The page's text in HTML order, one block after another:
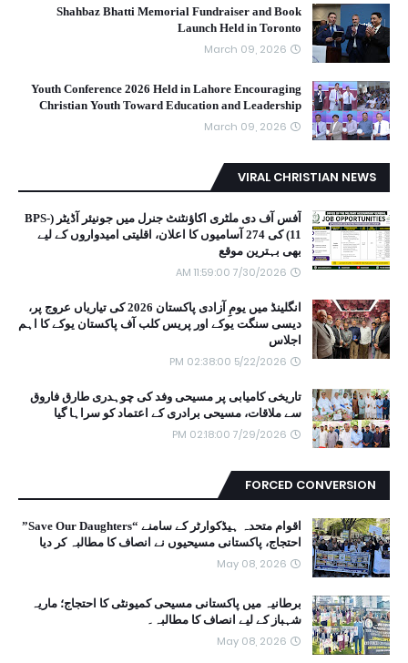
Shahbaz Bhatti Memorial Fundraiser and Book
Launch Held in Toronto
March 09, 2026
Youth Conference 2026 Held in Lahore Encouraging
Christian Youth Toward Education and Leadership
March 09, 2026
VIRAL CHRISTIAN NEWS
آفس آف دی ملٹری اکاؤنٹنٹ جنرل میں جونیئر آڈیٹر (BPS-
11) کی 274 آسامیوں کا اعلان، اقلیتی امیدواروں کے لیے
بھی بہترین موقع
7/30/2026 11:59:00 AM
انگلینڈ میں یومِ آزادی پاکستان 2026 کی تیاریاں عروج پر،
دیسی سنگت یوکے اور پریس کلب آف پاکستان یوکے کا اہم
اجلاس
5/22/2026 02:38:00 PM
تاریخی کامیابی پر مسیحی وفد کی چوہدری طارق فاروق
سے ملاقات، مسیحی برادری کے اعتماد کو سراہا گیا
7/29/2026 02:18:00 PM
FORCED CONVERSION
اقوام متحدہ ہیڈکوارٹر کے سامنے “Save Our Daughters”
احتجاج، پاکستانی مسیحیوں نے انصاف کا مطالبہ کر دیا
May 08, 2026
برطانیہ میں پاکستانی مسیحی کمیونٹی کا احتجاج؛ ماریہ
شہباز کے لیے انصاف کا مطالبہ۔
May 08, 2026